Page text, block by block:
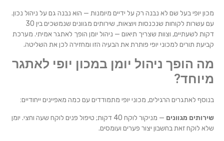
מכון יופי בעל שם לא נבנה רק על ידיים מיומנות — הוא נבנה גם על ניהול נכון.
עם עשרות לקוחות שנכנסות ויוצאות, שירותים מגוונים שנמשכים בין 30
דקות לשעתיים, וצוות שצריך תיאום — ניהול יומן הופך לאתגר אמיתי. מערכת
קביעת תורים למכוני יופי פותרת את הבעיה הזו ומחזירה לכן את השליטה.
מה הופך ניהול יומן במכון יופי לאתגר
מיוחד?
בנוסף לאתגרים הרגילים, מכוני יופי מתמודדים עם כמה מאפיינים ייחודיים:
שירותים מגוונים
— מניקור לוקח 40 דקות; טיפול פנים לוקח שעה וחצי. יומן
שלא לוקח זאת בחשבון יצור פערים ועומסים.